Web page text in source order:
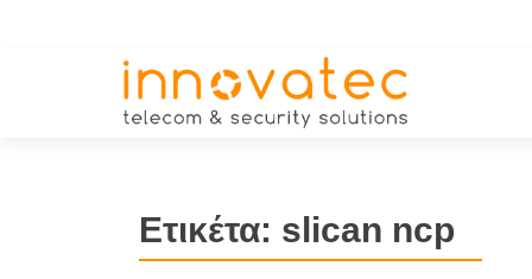
Ετικέτα: slican ncp